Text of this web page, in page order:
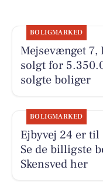
BOLIGMARKED
Mejsevænget 7,
solgt for
solgte boliger
BOLIGMARKED
Ejbyvej 24 er
Se de billigste
Skensved her